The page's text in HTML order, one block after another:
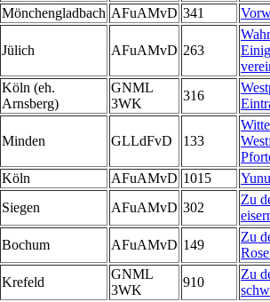
Mönchengladbach AFuAMvD 341
Jülich AFuAMvD 263
Köln (eh.
Arnsberg)
GNML
3WK
316
Minden GLLdFvD 133
Köln AFuAMvD 1015
Siegen AFuAMvD 302
Zu
Bochum AFuAMvD 149
Zu
Krefeld
GNML
3WK
910
Zu